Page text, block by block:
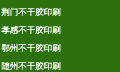
荆门不干胶印刷
孝感不干胶印刷
鄂州不干胶印刷
随州不干胶印刷